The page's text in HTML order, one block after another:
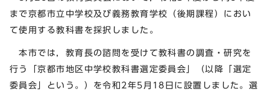
まで京都市立中学校及び義務教育学校（後期課程）におい
て使用する教科書を採択しました。
本市では，教育長の諮問を受けて教科書の調査・研究を
行う「京都市地区中学校教科書選定委員会」（以降「選定
委員会」という。）を令和2年5月18日に設置しました。選